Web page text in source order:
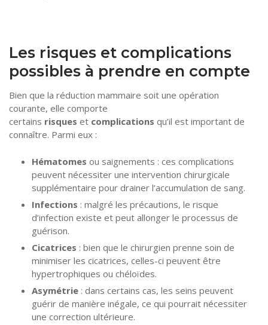
Les risques et complications
possibles à prendre en compte
Bien que la réduction mammaire soit une opération
courante, elle comporte
certains risques et complications qu’il est important de
connaître. Parmi eux :
Hématomes ou saignements : ces complications
peuvent nécessiter une intervention chirurgicale
supplémentaire pour drainer l’accumulation de sang.
Infections : malgré les précautions, le risque
d’infection existe et peut allonger le processus de
guérison.
Cicatrices : bien que le chirurgien prenne soin de
minimiser les cicatrices, celles-ci peuvent être
hypertrophiques ou chéloïdes.
Asymétrie: dans certains cas, les seins peuvent
guérir de manière inégale, ce qui pourrait nécessiter
une correction ultérieure.